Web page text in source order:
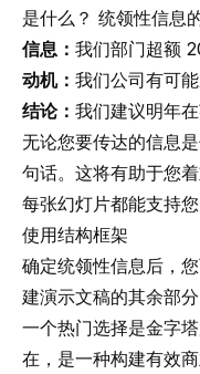
是什么？ 统领性信息
信息： 我们部门超额
动机： 我们公司有可
结论： 我们建议明年
无论您要传达的信息
句话。这将有助于您
每张幻灯片都能支持您
使用结构框架
确定统领性信息后，
建演示文稿的其余部分
一个热门选择是金字
在，是一种构建有效